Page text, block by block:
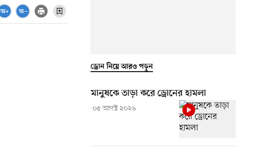
ড্রোন নিয়ে আরও পড়ুন
মানুষকে তাড়া করে ড্রোনের হামলা
০৫ আগস্ট ২০২৬